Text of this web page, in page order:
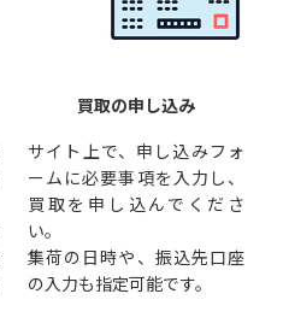
買取の申し込み
サイト上で、申し込みフォ
ームに必要事項を入力し、
買取を申し込んでくださ
い。
集荷の日時や、振込先口座
の入力も指定可能です。